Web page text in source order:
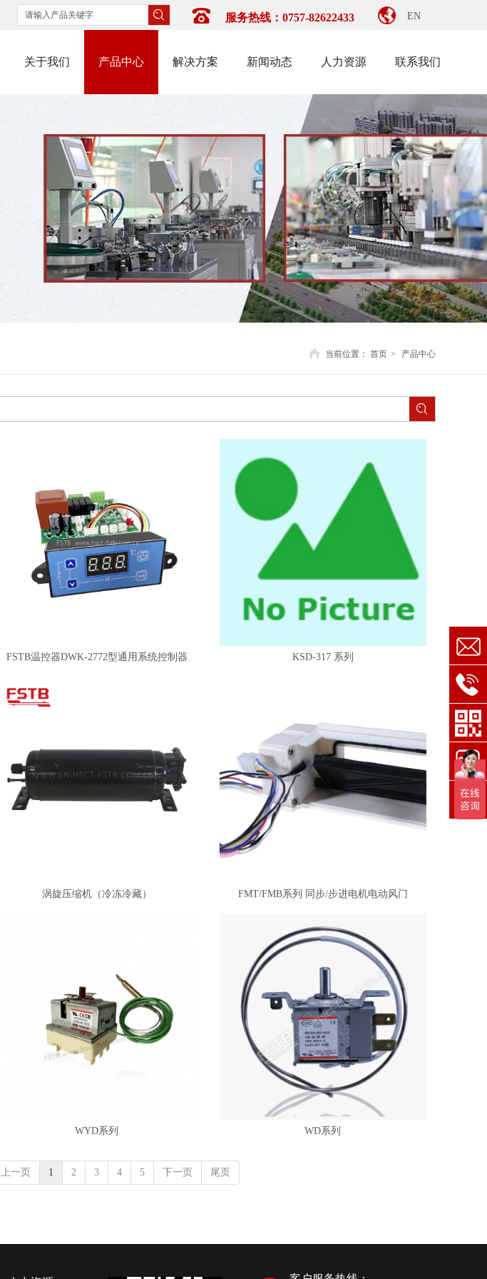
服务热线：0757-82622433 EN
关于我们 产品中心 解决方案 新闻动态 人力资源 联系我们
当前位置： 首页 > 产品中心
FSTB温控器DWK-2772型通用系统控制器 KSD-317 系列
涡旋压缩机（冷冻冷藏） FMT/FMB系列 同步/步进电机电动风门
WYD系列 WD系列
上一页 1 2 3 4 5 下一页 尾页